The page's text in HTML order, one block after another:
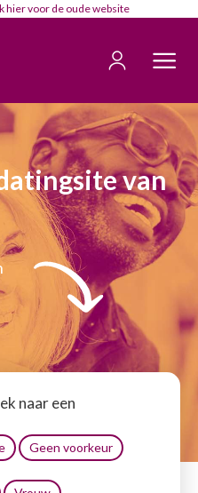
hiervoor de oude website
van
naar een
Geen voorkeur